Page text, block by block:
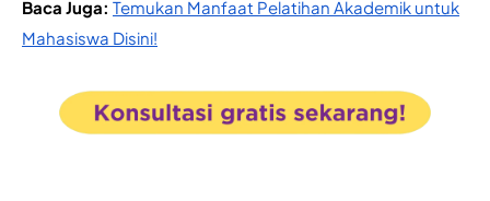
Baca Juga: Temukan Manfaat Pelatihan Akademik untuk
Mahasiswa Disini!